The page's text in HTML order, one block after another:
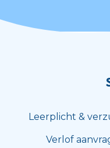
Leerplicht &
Verlof